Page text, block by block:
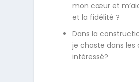
mon cœur et
et la fidélité ?
Dans la
je chaste dans
intéressé?